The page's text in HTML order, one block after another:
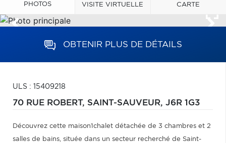
PHOTOS VISITE VIRTUELLE CARTE
OBTENIR PLUS DE DÉTAILS
ULS : 15409218
70 RUE ROBERT, SAINT-SAUVEUR, J6R 1G3
Découvrez cette maison1chalet détachée de 3 chambres et 2
salles de bains, située dans un secteur recherché de Saint-